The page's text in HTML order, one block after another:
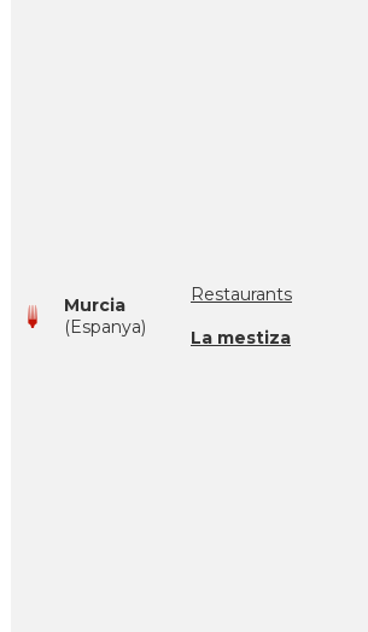
Murcia
(Espanya)
Restaurants
La mestiza